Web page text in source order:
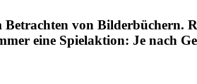
von Bilderbüchern.
eine Spielaktion: Je nach